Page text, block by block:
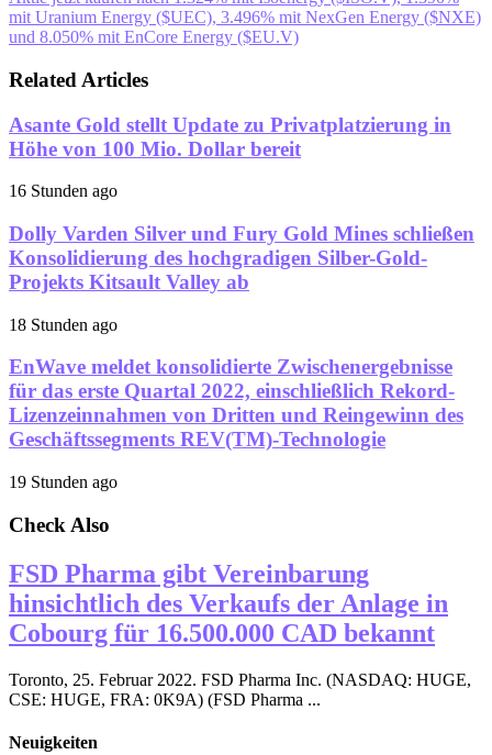
mit Uranium Energy ($UEC), 3.496% mit NexGen Energy ($NXE)
und 8.050% mit EnCore Energy ($EU.V)
Related Articles
Asante Gold stellt Update zu Privatplatzierung in
Höhe von 100 Mio. Dollar bereit
16 Stunden ago
Dolly Varden Silver und Fury Gold Mines schließen
Konsolidierung des hochgradigen Silber-Gold-
Projekts Kitsault Valley ab
18 Stunden ago
EnWave meldet konsolidierte Zwischenergebnisse
für das erste Quartal 2022, einschließlich Rekord-
Lizenzeinnahmen von Dritten und Reingewinn des
Geschäftssegments REV(TM)-Technologie
19 Stunden ago
Check Also
FSD Pharma gibt Vereinbarung
hinsichtlich des Verkaufs der Anlage in
Cobourg für 16.500.000 CAD bekannt
Toronto, 25. Februar 2022. FSD Pharma Inc. (NASDAQ: HUGE,
CSE: HUGE, FRA: 0K9A) (FSD Pharma ...
Neuigkeiten